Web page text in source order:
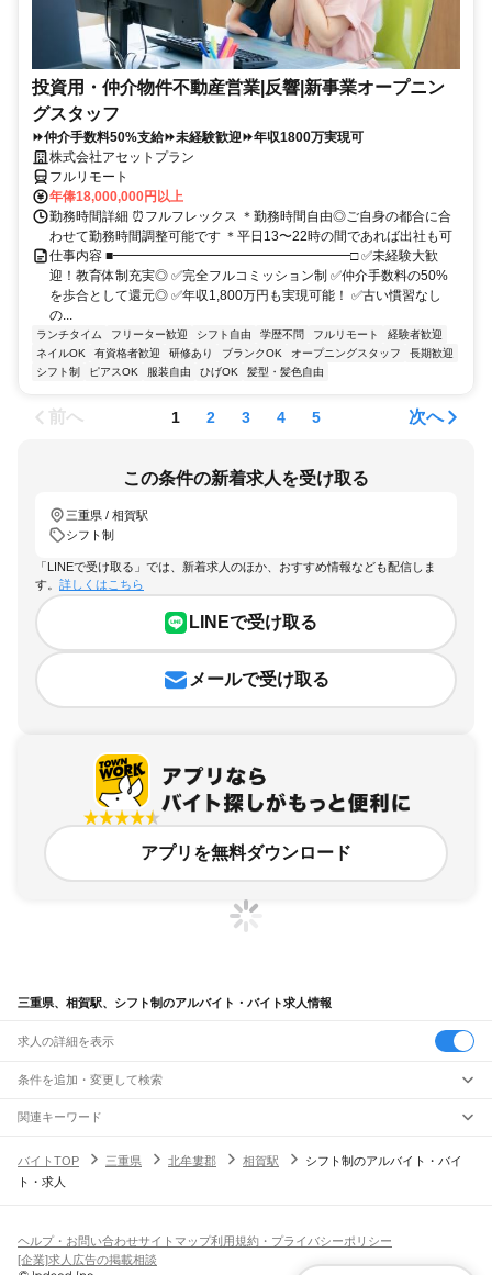
投資用・仲介物件不動産営業|反響|新事業オープニン
グスタッフ
⏩仲介手数料50%支給⏩未経験歓迎⏩年収1800万実現可
株式会社アセットプラン
フルリモート
年俸18,000,000円以上
勤務時間詳細 ⏰フルフレックス ＊勤務時間自由◎ご自身の都合に合
わせて勤務時間調整可能です ＊平日13〜22時の間であれば出社も可
仕事内容 ■━━━━━━━━━━━━━━━━━━□ ✅未経験大歓
迎！教育体制充実◎ ✅完全フルコミッション制 ✅仲介手数料の50%
を歩合として還元◎ ✅年収1,800万円も実現可能！ ✅古い慣習なし
の...
ランチタイム フリーター歓迎 シフト自由 学歴不問 フルリモート
経験者歓迎
ネイルOK
有資格者歓迎 研修あり ブランクOK オープニングスタッフ
長期歓迎
シフト制
ピアスOK 服装自由 ひげOK 髪型・髪色自由
前へ 1 2 3 4 5 次へ
この条件の新着求人を受け取る
三重県 / 相賀駅
シフト制
「LINEで受け取る」では、新着求人のほか、おすすめ情報なども配信しま
す。 詳しくはこちら
LINEで受け取る
メールで受け取る
アプリを無料ダウンロード
三重県、相賀駅、シフト制のアルバイト・バイト求人情報
求人の詳細を表示
条件を追加・変更して検索
市区町村を追加・変更
三重県すべて
津市
駅を追加・変更
JR関西本線(亀山～加茂)
職種を追加・変更
飲食・フードサービスすべて
ホールスタッフキッチンスタッフ
人気
雇用形態を追加・変更
関連キーワード
バイトTOP
三重県 北牟婁郡 相賀駅
シフト制のアルバイト・バイ
ト・求人
ヘルプ・お問い合わせサイトマップ利用規約・プライバシーポリシー
[企業]求人広告の掲載相談